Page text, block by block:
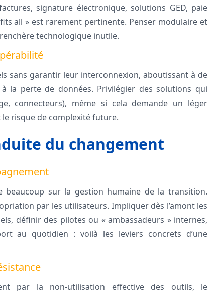
signature électronique, solutions GED, paie
all » est rarement pertinente. Penser modulaire et
technologique inutile.
sans garantir leur interconnexion, aboutissant à de
la perte de données. Privilégier des solutions qui
connecteurs), même si cela demande un léger
risque de complexité future.
du changement
beaucoup sur la gestion humaine de la transition.
par les utilisateurs. Impliquer dès l’amont les
définir des pilotes ou « ambassadeurs » internes,
au quotidien : voilà les leviers concrets d’une
par la non-utilisation effective des outils, le